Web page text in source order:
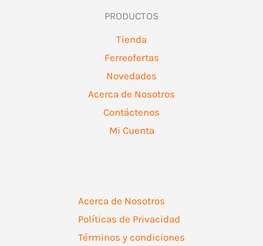
PRODUCTOS
Tienda
Ferreofertas
Novedades
Acerca de Nosotros
Contáctenos
Mi Cuenta
Acerca de Nosotros
Políticas de Privacidad
Términos y condiciones